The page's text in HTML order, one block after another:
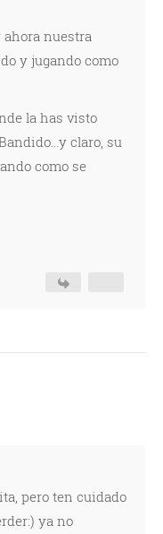
ahora nuestra
y jugando como
la has visto
claro, su
como se
pero ten cuidado
ya no